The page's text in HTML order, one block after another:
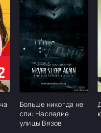
[/
Больше никогда не
спи: Наследие
улицы Вязов